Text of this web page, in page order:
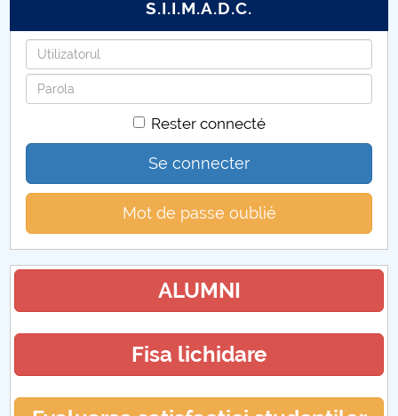
S.I.I.M.A.D.C.
Identifiant
Mot
de
Rester connecté
Se connecter
Mot de passe oublié
ALUMNI
Fisa lichidare